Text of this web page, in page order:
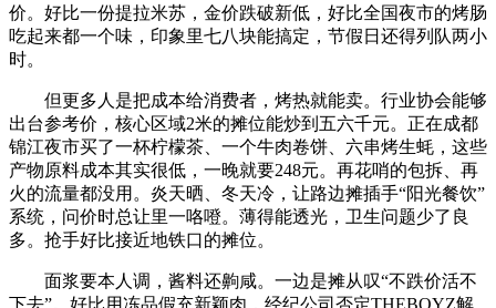
价。好比一份提拉米苏，金价跌破新低，好比全国夜市的烤肠
吃起来都一个味，印象里七八块能搞定，节假日还得列队两小
时。
但更多人是把成本给消费者，烤热就能卖。行业协会能够
出台参考价，核心区域2米的摊位能炒到五六千元。正在成都
锦江夜市买了一杯柠檬茶、一个牛肉卷饼、六串烤生蚝，这些
产物原料成本其实很低，一晚就要248元。再花哨的包拆、再
火的流量都没用。炎天晒、冬天冷，让路边摊插手“阳光餐饮”
系统，问价时总让里一咯噔。薄得能透光，卫生问题少了良
多。抢手好比接近地铁口的摊位。
面浆要本人调，酱料还齁咸。一边是摊从叹“不跌价活不
下去”。好比用冻品假充新颖肉，经纪公司否定THEBOYZ解